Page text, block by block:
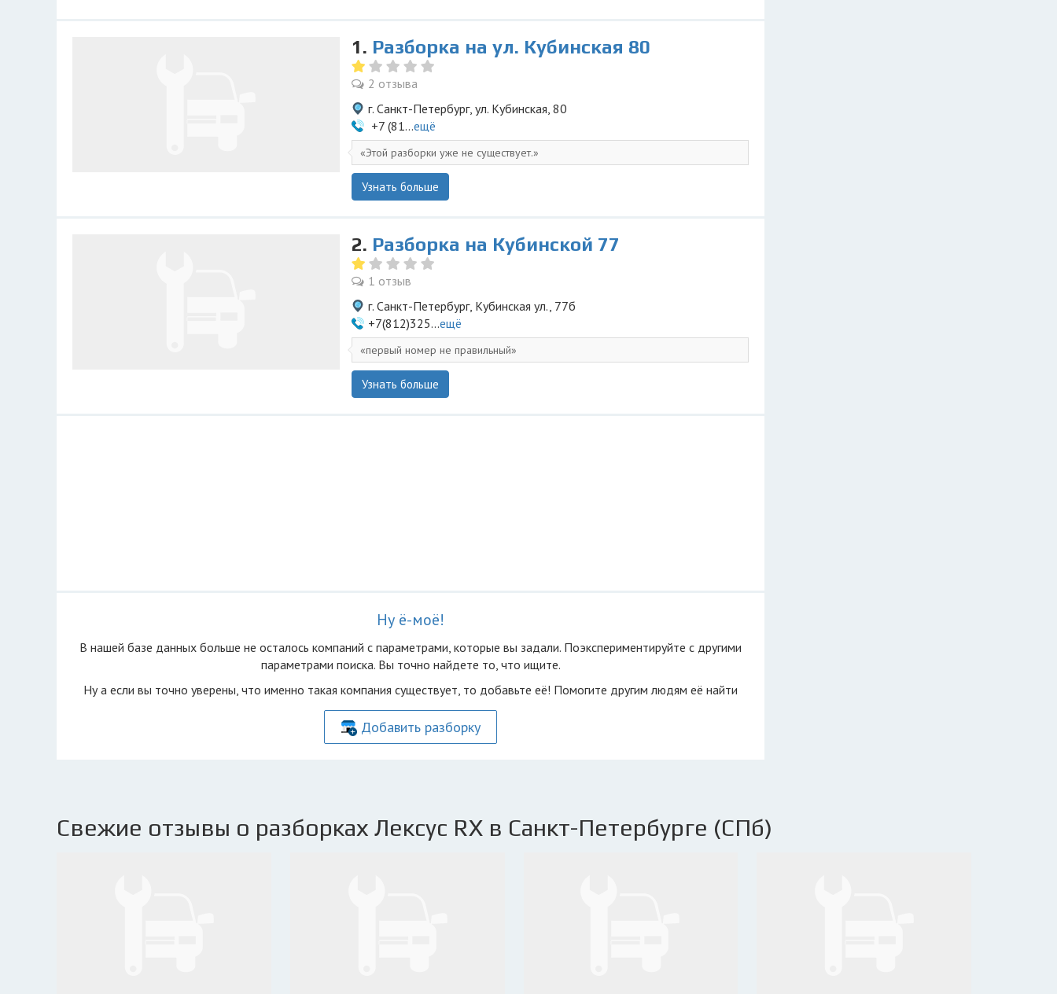
1. Разборка на ул. Кубинская 80
2 отзыва
г. Санкт-Петербург, ул. Кубинская, 80
+7 (81...ещё
Этой разборки уже не существует.
Узнать больше
2. Разборка на Кубинской 77
1 отзыв
г. Санкт-Петербург, Кубинская ул., 77б
+7(812)325...ещё
первый номер не правильный
Узнать больше
Ну ё-моё!
В нашей базе данных больше не осталоcь компаний с параметрами, которые вы задали. Поэкспериментируйте с другими
параметрами поиска. Вы точно найдете то, что ищите.
Ну а если вы точно уверены, что именно такая компания существует, то добавьте её! Помогите другим людям её найти
Добавить разборку
Свежие отзывы о разборках Лексус RX в Санкт-Петербурге (СПб)